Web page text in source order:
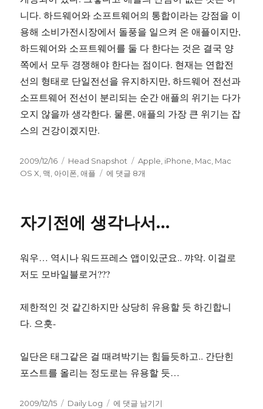
니다. 하드웨어와 소프트웨어의 통합이라는 강점을 이
용해 소비가전시장에서 돌풍을 일으켜 온 애플이지만,
하드웨어와 소프트웨어를 둘 다 한다는 것은 결국 양
쪽에서 모두 경쟁해야 한다는 점이다. 현재는 연합전
선의 형태로 단일전선을 유지하지만, 하드웨어 전선과
소프트웨어 전선이 분리되는 순간 애플의 위기는 다가
오지 않을까 생각한다. 물론, 애플의 가장 큰 위기는 잡
스의 건강이겠지만.
작
성
2009/12/16
카
테
Head Snapshot
태
그
Apple, iPhone, Mac, Mac
OS X, 맥, 아이폰,애플
애
쇄
에 댓글 8개
자기전에 생각나서…
워우… 역시나 워드프레스 앱이있군요.. 꺄악. 이걸로
저도 모바일블로거???
제한적인 것 같긴하지만 상당히 유용할 듯 하긴합니
다. 으흣-
일단은 태그같은 걸 때려박기는 힘들듯하고.. 간단힌
포스트를 올리는 정도로는 유용할 듯…
작
2009/12/15
카
Daily Log
자
에 댓글 남기기